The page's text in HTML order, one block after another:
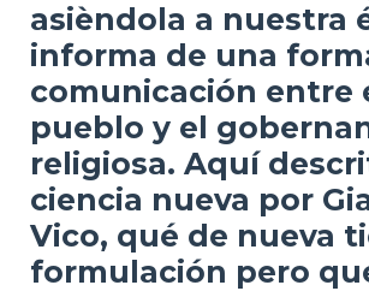
asièndola a nuestra
informa de una
comunicación entre
pueblo y el
religiosa. Aquí
ciencia nueva por
Vico, qué de nueva
formulación pero